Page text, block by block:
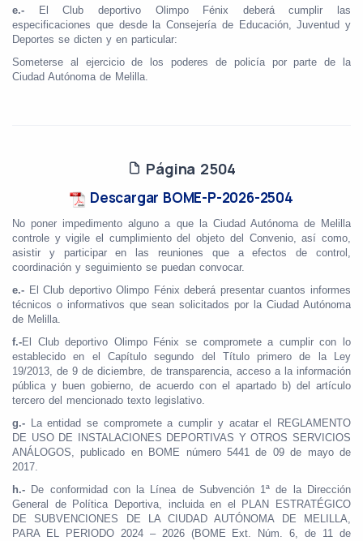
e.- El Club deportivo Olimpo Fénix deberá cumplir las
especificaciones que desde la Consejería de Educación, Juventud y
Deportes se dicten y en particular:
Someterse al ejercicio de los poderes de policía por parte de la
Ciudad Autónoma de Melilla.
Página 2504
Descargar BOME-P-2026-2504
No poner impedimento alguno a que la Ciudad Autónoma de Melilla
controle y vigile el cumplimiento del objeto del Convenio, así como,
asistir y participar en las reuniones que a efectos de control,
coordinación y seguimiento se puedan convocar.
e.- El Club deportivo Olimpo Fénix deberá presentar cuantos informes
técnicos o informativos que sean solicitados por la Ciudad Autónoma
de Melilla.
f.-El Club deportivo Olimpo Fénix se compromete a cumplir con lo
establecido en el Capítulo segundo del Título primero de la Ley
19/2013, de 9 de diciembre, de transparencia, acceso a la información
pública y buen gobierno, de acuerdo con el apartado b) del artículo
tercero del mencionado texto legislativo.
g.- La entidad se compromete a cumplir y acatar el REGLAMENTO
DE USO DE INSTALACIONES DEPORTIVAS Y OTROS SERVICIOS
ANÁLOGOS, publicado en BOME número 5441 de 09 de mayo de
2017.
h.- De conformidad con la Línea de Subvención 1ª de la Dirección
General de Política Deportiva, incluida en el PLAN ESTRATÉGICO
DE SUBVENCIONES DE LA CIUDAD AUTÓNOMA DE MELILLA,
PARA EL PERIODO 2024 – 2026 (BOME Ext. Núm. 6, de 11 de